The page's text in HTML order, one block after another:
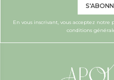
En vous inscrivant, vous acceptez notre
conditions